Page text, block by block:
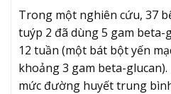
Trong một nghiên cứu, 37
tuýp 2 đã dùng 5 gam
12 tuần (một bát bột yến
khoảng 3 gam beta-
mức đường huyết trung